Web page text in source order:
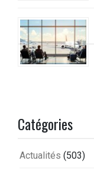
Catégories
Actualités (503)